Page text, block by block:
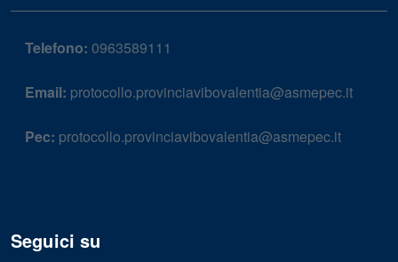
Telefono: 0963589111
Email: protocollo.provinciavibovalentia@asmepec.it
Pec: protocollo.provinciavibovalentia@asmepec.it
Seguici su